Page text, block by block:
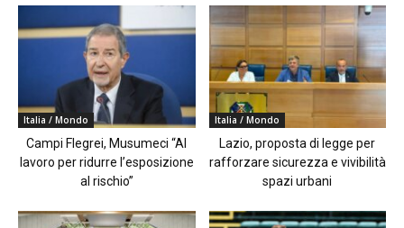
Italia / Mondo
Campi Flegrei, Musumeci “Al
lavoro per ridurre l’esposizione
al rischio”
Italia / Mondo
Lazio, proposta di legge per
rafforzare sicurezza e vivibilità
spazi urbani